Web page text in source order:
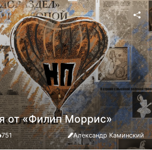
от «Филип Моррис»
751 Александр Каминский